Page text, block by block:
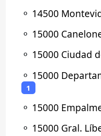
⚬ 14500
⚬ 15000
⚬ 15000 Ciudad
⚬ 15000
1
⚬ 15000
⚬ 15000 Gral.